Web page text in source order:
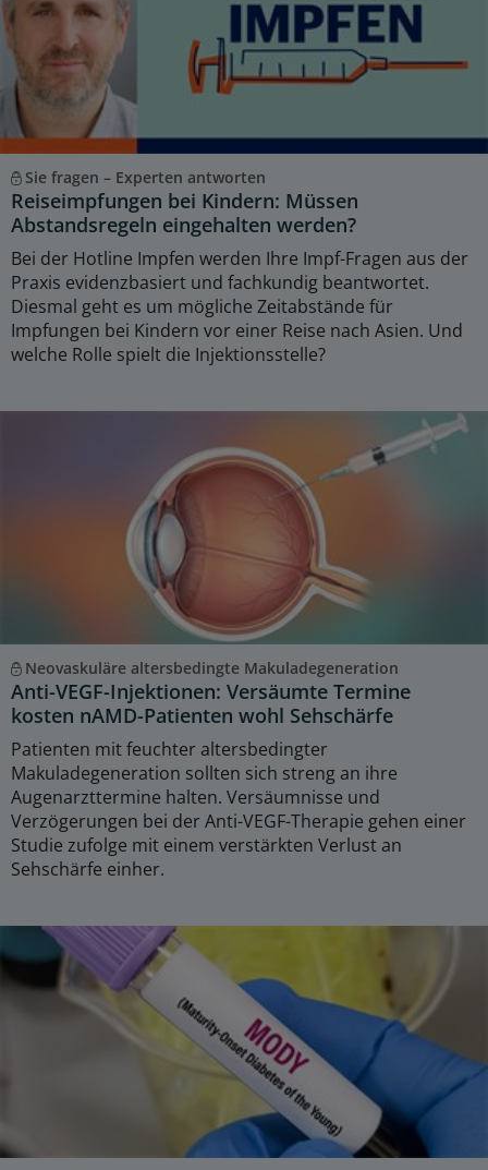
Sie fragen – Experten antworten
Reiseimpfungen bei Kindern: Müssen
Abstandsregeln eingehalten werden?
Bei der Hotline Impfen werden Ihre Impf-Fragen aus der
Praxis evidenzbasiert und fachkundig beantwortet.
Diesmal geht es um mögliche Zeitabstände für
Impfungen bei Kindern vor einer Reise nach Asien. Und
welche Rolle spielt die Injektionsstelle?
Neovaskuläre altersbedingte Makuladegeneration
Anti-VEGF-Injektionen: Versäumte Termine
kosten nAMD-Patienten wohl Sehschärfe
Patienten mit feuchter altersbedingter
Makuladegeneration sollten sich streng an ihre
Augenarzttermine halten. Versäumnisse und
Verzögerungen bei der Anti-VEGF-Therapie gehen einer
Studie zufolge mit einem verstärkten Verlust an
Sehschärfe einher.